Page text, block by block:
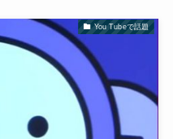
You Tubeで話題